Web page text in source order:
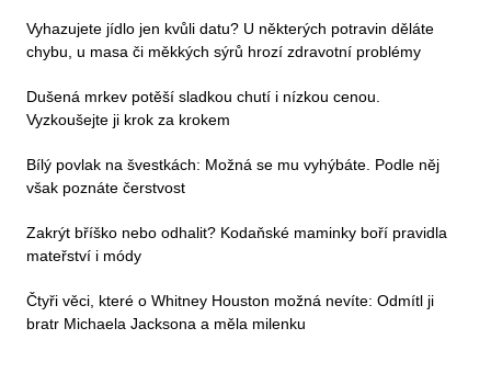
Vyhazujete jídlo jen kvůli datu? U některých potravin děláte
chybu, u masa či měkkých sýrů hrozí zdravotní problémy
Dušená mrkev potěší sladkou chutí i nízkou cenou.
Vyzkoušejte ji krok za krokem
Bílý povlak na švestkách: Možná se mu vyhýbáte. Podle něj
však poznáte čerstvost
Zakrýt bříško nebo odhalit? Kodaňské maminky boří pravidla
mateřství i módy
Čtyři věci, které o Whitney Houston možná nevíte: Odmítl ji
bratr Michaela Jacksona a měla milenku